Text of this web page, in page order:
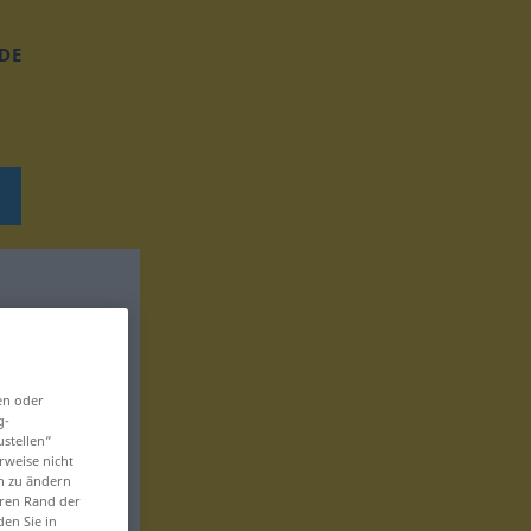
DE
oder
nicht
zu ändern
Rand der
Sie in